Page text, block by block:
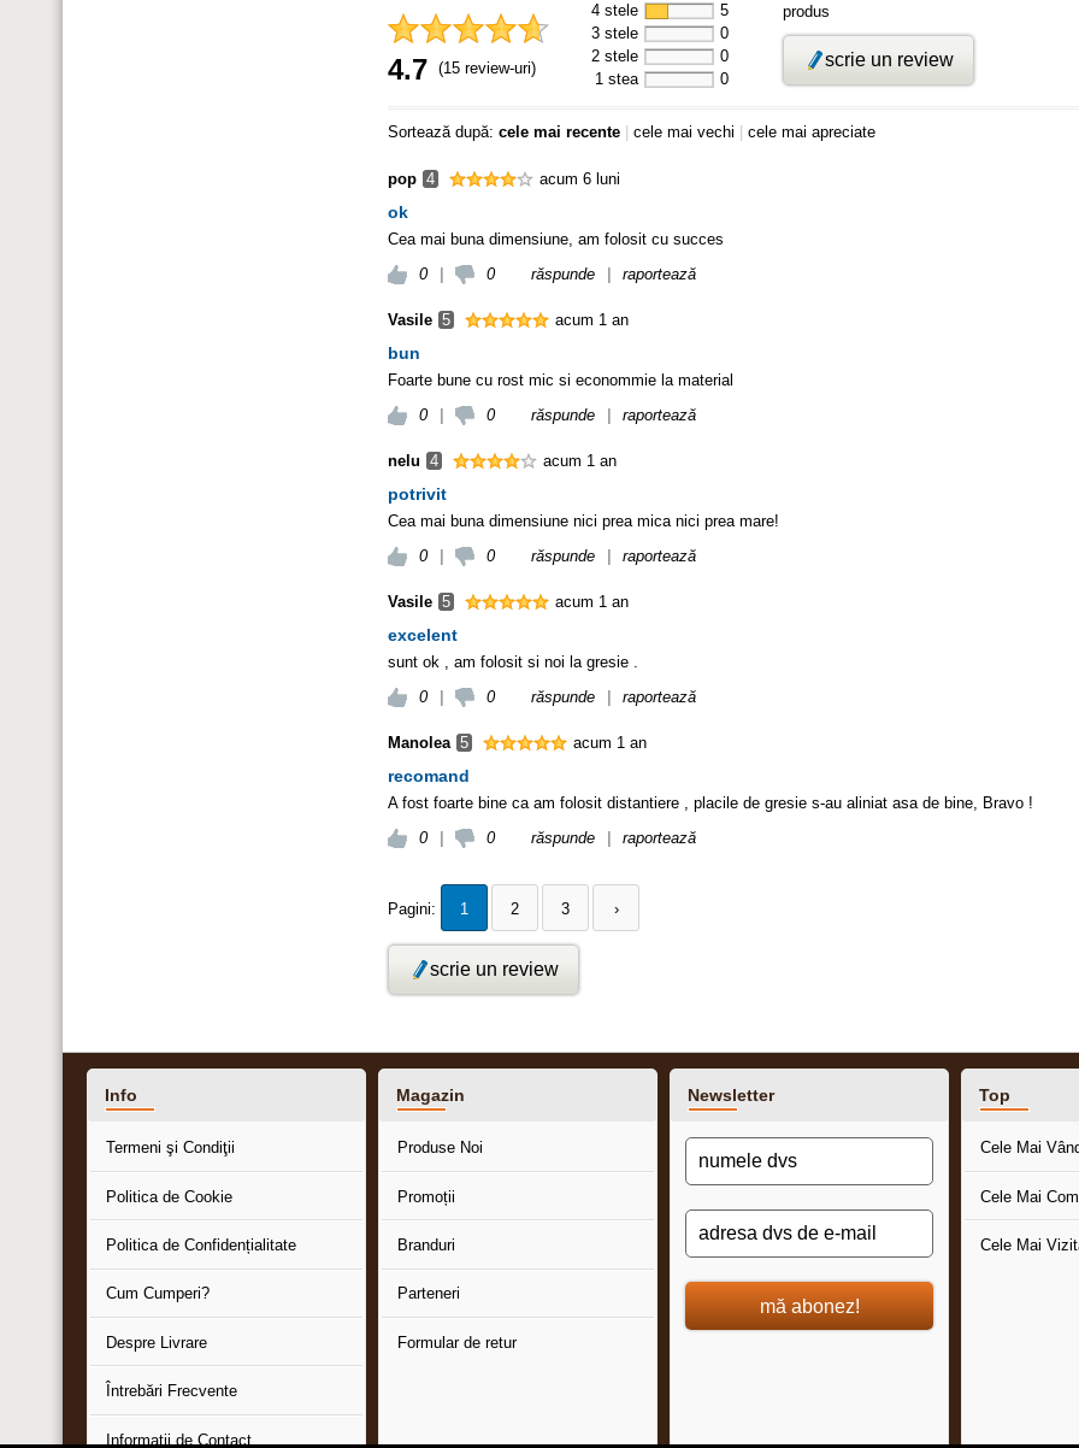
4.7 (15 review-uri)
4 stele
5
3 stele
0
2 stele
0
1 stea
0
produs
scrie un review
Sortează după: cele mai recente cele mai vechi cele mai apreciate
pop 4 acum 6 luni
ok
Cea mai buna dimensiune, am folosit cu succes
0
0 răspunde raportează
Vasile 5 acum 1 an
bun
Foarte bune cu rost mic si econommie la material
0
0 răspunde raportează
nelu 4 acum 1 an
potrivit
Cea mai buna dimensiune nici prea mica nici prea mare!
0
0 răspunde raportează
Vasile 5 acum 1 an
excelent
sunt ok , am folosit si noi la gresie .
0
0 răspunde raportează
Manolea 5 acum 1 an
recomand
A fost foarte bine ca am folosit distantiere , placile de gresie s-au aliniat asa de bine, Bravo !
0
0 răspunde raportează
Pagini: 1 2 3 ›
scrie un review
Info
Termeni şi Condiţii
Politica de Cookie
Politica de Confidențialitate
Cum Cumperi?
Despre Livrare
Întrebări Frecvente
Informaţii de Contact
Magazin
Produse Noi
Promoții
Branduri
Parteneri
Formular de retur
Newsletter
mă abonez!
Top
Cele Mai
Cele Mai
Cele Mai